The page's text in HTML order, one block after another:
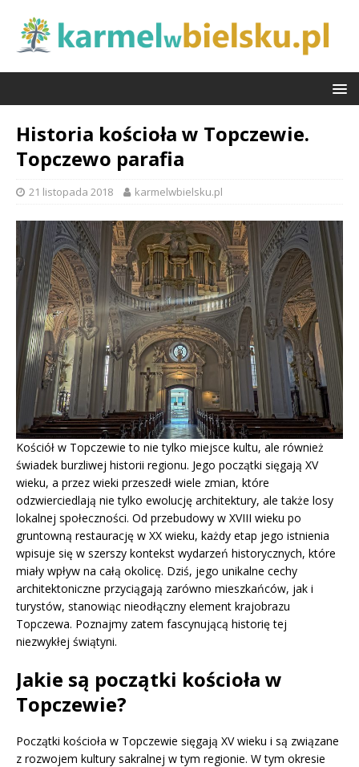
Historia kościoła w Topczewie.
Topczewo parafia
21 listopada 2018 karmelwbielsku.pl
Kościół w Topczewie to nie tylko miejsce kultu, ale również
świadek burzliwej historii regionu. Jego początki sięgają XV
wieku, a przez wieki przeszedł wiele zmian, które
odzwierciedlają nie tylko ewolucję architektury, ale także losy
lokalnej społeczności. Od przebudowy w XVIII wieku po
gruntowną restaurację w XX wieku, każdy etap jego istnienia
wpisuje się w szerszy kontekst wydarzeń historycznych, które
miały wpływ na całą okolicę. Dziś, jego unikalne cechy
architektoniczne przyciągają zarówno mieszkańców, jak i
turystów, stanowiąc nieodłączny element krajobrazu
Topczewa. Poznajmy zatem fascynującą historię tej
niezwykłej świątyni.
Jakie są początki kościoła w
Topczewie?
Początki kościoła w Topczewie sięgają XV wieku i są związane
z rozwojem kultury sakralnej w tym regionie. W tym okresie